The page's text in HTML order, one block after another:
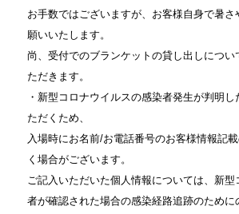
お手数ではございますが、お客様自身で暑さ
願いいたします。
尚、受付でのブランケットの貸し出しについ
ただきます。
・新型コロナウイルスの感染者発生が判明
ただくため、
入場時にお名前/お電話番号のお客様情報記
く場合がございます。
ご記入いただいた個人情報については、 新型
者が確認された場合の感染経路追跡のために